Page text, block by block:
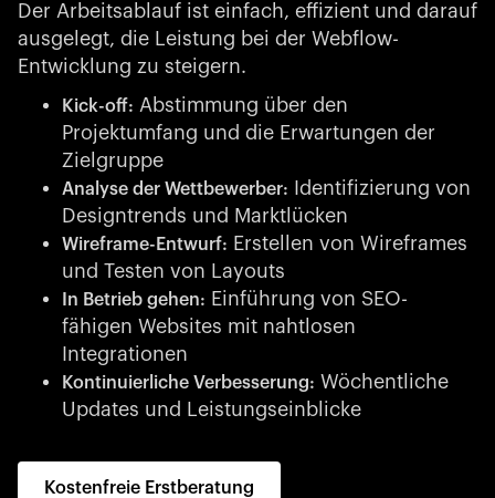
Der Arbeitsablauf ist einfach, effizient und darauf
ausgelegt, die Leistung bei der Webflow-
Entwicklung zu steigern.
Kick-off: Abstimmung über den
Projektumfang und die Erwartungen der
Zielgruppe
Analyse der Wettbewerber:
Identifizierung von
Designtrends und Marktlücken
Wireframe-Entwurf: Erstellen von Wireframes
und Testen von Layouts
In Betrieb gehen: Einführung von SEO-
fähigen Websites mit nahtlosen
Integrationen
Kontinuierliche Verbesserung: Wöchentliche
Updates und Leistungseinblicke
Kostenfreie Erstberatung